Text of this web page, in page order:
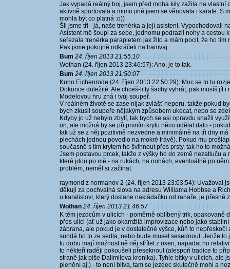
Jak vypadá reálný boj, jsem před moha kily zažila na vlastní
aktivně sportovala a mimo jiné jsem se věnovala i karate. S
mohla být co platná :o))
Šli jsme tři - já, naše trenérka a její asistent. Vypochodovali
Asistent mě šoupl za sebe, jednomu podrazil nohy a cestou
seřezala trenérka parapletem jak žito a mám pocit, že ho tím
Pak jsme pokojně odkráčeli na tramvaj...
Bum 24. říjen 2013 21:55:10
Wothan (24. říjen 2013 23:46:57): Ano, je to tak.
Bum 24. říjen 2013 21:50:07
Kuno Eichenrode (24. říjen 2013 22:50:29): Moc se to tu
Dokonce důležité. Ale chceš-li ty šachy vyhrát, pak musíš jít
Modelovou hru zná i tvůj soupeř.
V reálném životě se zase nijak zvlášť neperu, takže pokud
bych zkusil soupeře nějakým způsobem ukecat, nebo se
Kdyby jo už nebylo zbytí, tak bych se asi opravdu snažil
on, ale možná by se při prvním krytu něco udělat dalo -
tak už se z něj pozitivně nezvedne a minimálně na tři dny
plechách jednou povedlo na mokré trávě). Pokud mu
současně s tím krytem ho švihnout přes prsty, tak ho to
Jsem postavou prcek, takže z výšky ho do země nezatluču
které jdou po mě - na rukách, na nohách, eventuálně po
problém, neměl si začínat.
raymond z normanov 2 (24. říjen 2013 23:03:54): Uvažoval
děkuji za pochvalná slova na adresu Williama Hobbse a
o karatistovi, který dostane nakládačku od ranaře, je přesně
Wothan 24. říjen 2013 21:46:57
K těm jezdcům v ulicích - poměrně oblíbený trik, opakovaně
přes ulici (ať už jako okamžitá improvizace nebo jako
zábrana, ale pokud je v dostatečné výšce, kůň to
sundá ho to ze sedla, nebo bude muset sesednout. Jenže
tu dobu mají možnost ně něj střílet z oken, napadat ho
to někteří raději pokoušeli přeseknout (alespoň tradice to
straně jak píše Dalimilova kronika). Tyhle bitky v ulicích, ale
plenění aj.) - to není bitva, tam se jezdec skutečně mohl a